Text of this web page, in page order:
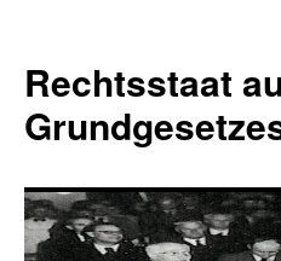
springen
Rechtsstaat